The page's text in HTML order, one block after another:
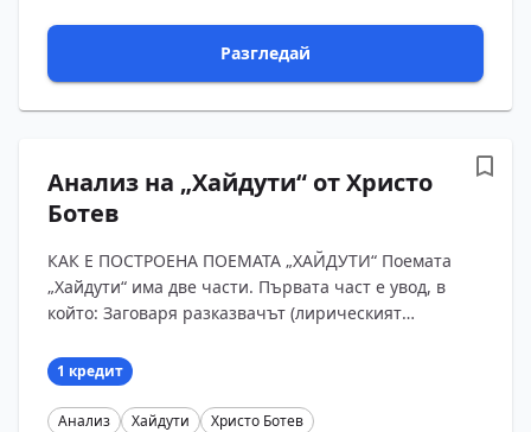
Разгледай
Анализ на „Хайдути“ от Христо
Ботев
КАК Е ПОСТРОЕНА ПОЕМАТА „ХАЙДУТИ“ Поемата
„Хайдути“ има две части. Първата част е увод, в
който: Заговаря разказвачът (лирическият
войвода и с?...
1 кредит
Анализ Хайдути Христо Ботев